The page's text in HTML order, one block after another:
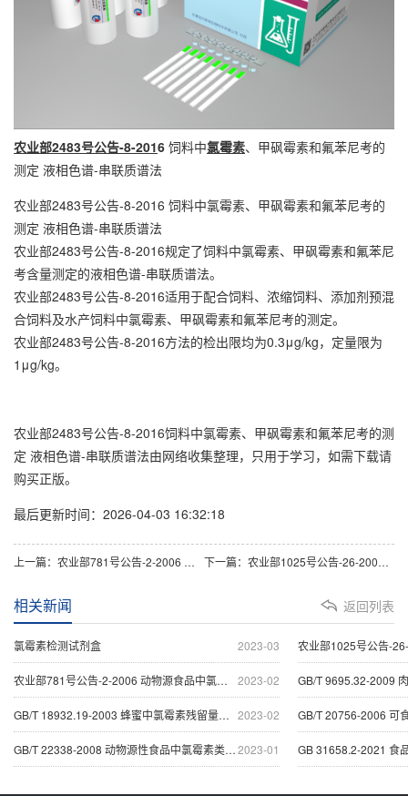
农业部2483号公告-8-2016 饲料中氯霉素、甲砜霉素和氟苯尼考的
测定 液相色谱-串联质谱法
农业部2483号公告-8-2016 饲料中氯霉素、甲砜霉素和氟苯尼考的
测定 液相色谱-串联质谱法
农业部2483号公告-8-2016规定了饲料中氯霉素、甲砜霉素和氟苯尼
考含量测定的液相色谱-串联质谱法。
农业部2483号公告-8-2016适用于配合饲料、浓缩饲料、添加剂预混
合饲料及水产饲料中氯霉素、甲砜霉素和氟苯尼考的测定。
农业部2483号公告-8-2016方法的检出限均为0.3μg/kg，定量限为
1μg/kg。
农业部2483号公告-8-2016饲料中氯霉素、甲砜霉素和氟苯尼考的测
定 液相色谱-串联质谱法由网络收集整理，只用于学习，如需下载请
购买正版。
最后更新时间：2026-04-03 16:32:18
上一篇：农业部781号公告-2-2006 动物源食品中氯霉素残留量的测定 高效液相色谱－串联质谱法 下一篇：农业部1025号公告-26-2008 动物源食品中氯霉素残留检测 酶联免疫吸附法
返回列表
相关新闻
2023-03
氯霉素检测试剂盒 农业部1025号公告-26-
2023-02
农业部781号公告-2-2006 动物源食品中氯霉素残留量 GB/T 9695.32-2009 肉与
2023-02
GB/T 18932.19-2003 蜂蜜中氯霉素残留量的测定方法 GB/T 20756-2006 可食动
2023-01
GB/T 22338-2008 动物源性食品中氯霉素类药物残留量 GB 31658.2-2021 食品安